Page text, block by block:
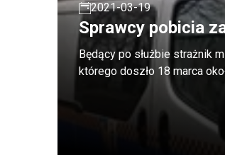
2021-03-19
Sprawcy pobicia
Będący po służbie strażnik
którego